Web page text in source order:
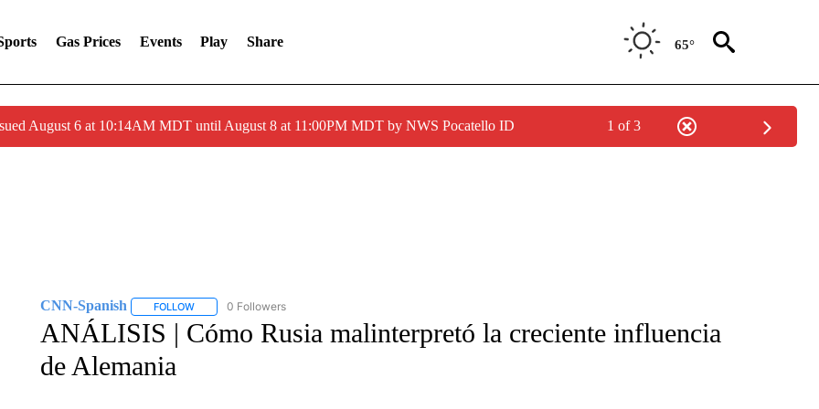
Gas Prices Events Play Share 65°
August 6 at 10:14AM MDT until August 8 at 11:00PM MDT by NWS Pocatello ID 1 of 3
CNN-Spanish FOLLOWFOLLOW "CNN-SPANISH" TO RECEIVE NOTIFICATIONS ABOUT NEW PAGES ON "CNN-SPANISH".
0 Followers
ANÁLISIS | Cómo Rusia malinterpretó la creciente influencia
de Alemania